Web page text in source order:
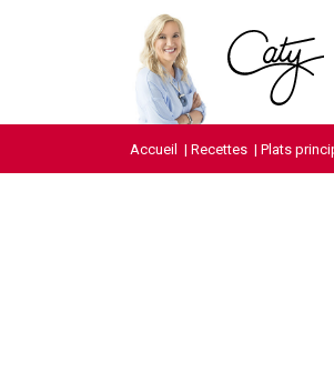
Accueil | Recettes | Plats